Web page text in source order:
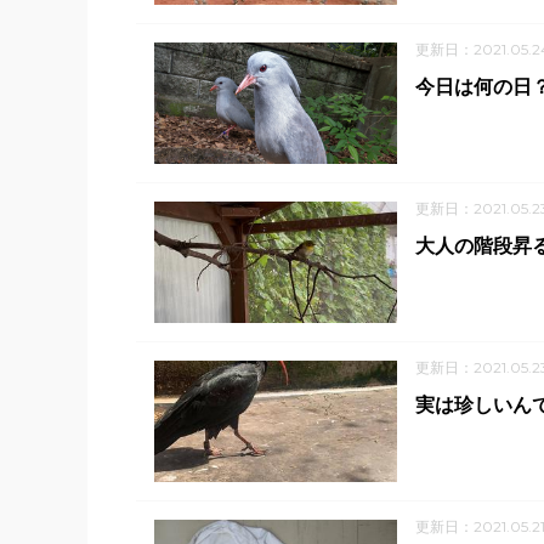
更新日：
今日は何の日
更新日：
大人の階段昇
更新日：
実は珍しいん
更新日：2021.05.21